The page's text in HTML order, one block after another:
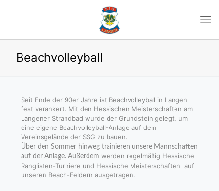
Beachvolleyball
Seit Ende der 90er Jahre ist Beachvolleyball in Langen
fest verankert. Mit den Hessischen Meisterschaften am
Langener Strandbad wurde der Grundstein gelegt, um
eine eigene Beachvolleyball-Anlage auf dem
Vereinsgelände der SSG zu bauen.
Über den Sommer hinweg trainieren unsere Mannschaften
auf der Anlage. Außerdem werden regelmäßig Hessische
Ranglisten-Turniere und Hessische Meisterschaften auf
unseren Beach-Feldern ausgetragen.